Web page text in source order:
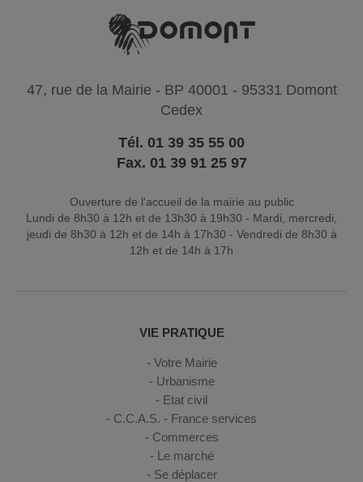
47, rue de la Mairie - BP 40001 - 95331 Domont
Cedex
Tél. 01 39 35 55 00
Fax. 01 39 91 25 97
Ouverture de l'accueil de la mairie au public
Lundi de 8h30 à 12h et de 13h30 à 19h30 - Mardi, mercredi,
jeudi de 8h30 à 12h et de 14h à 17h30 - Vendredi de 8h30 à
12h et de 14h à 17h
VIE PRATIQUE
Votre Mairie
Urbanisme
Etat civil
C.C.A.S. - France services
Commerces
Le marché
Se déplacer